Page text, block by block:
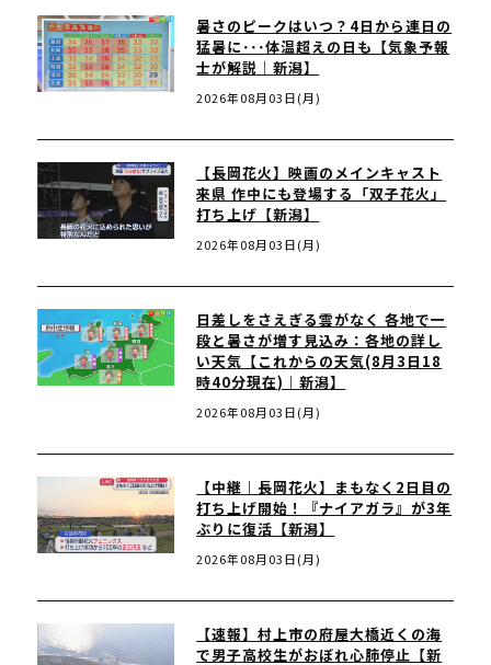
暑さのピークはいつ？4日から連日の
猛暑に･･･体温超えの日も【気象予報
士が解説｜新潟】
2026年08月03日(月)
【長岡花火】映画のメインキャスト
来県 作中にも登場する「双子花火」
打ち上げ【新潟】
2026年08月03日(月)
日差しをさえぎる雲がなく 各地で一
段と暑さが増す見込み：各地の詳し
い天気【これからの天気(8月3日18
時40分現在)｜新潟】
2026年08月03日(月)
【中継｜長岡花火】まもなく2日目の
打ち上げ開始！『ナイアガラ』が3年
ぶりに復活【新潟】
2026年08月03日(月)
【速報】村上市の府屋大橋近くの海
で男子高校生がおぼれ心肺停止【新